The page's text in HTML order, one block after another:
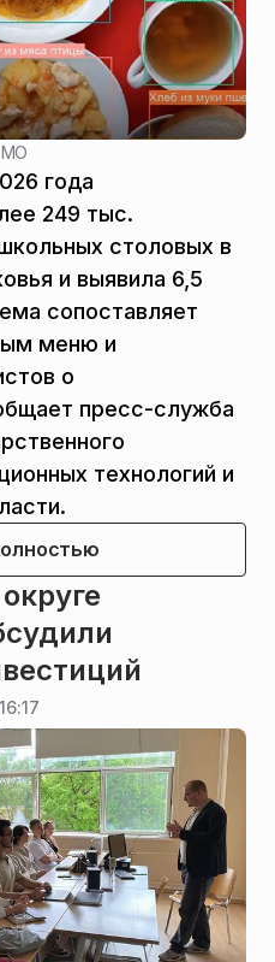
МО
года
249 тыс.
столовых в
и выявила 6,5
сопоставляет
меню и
о
пресс-служба
технологий и